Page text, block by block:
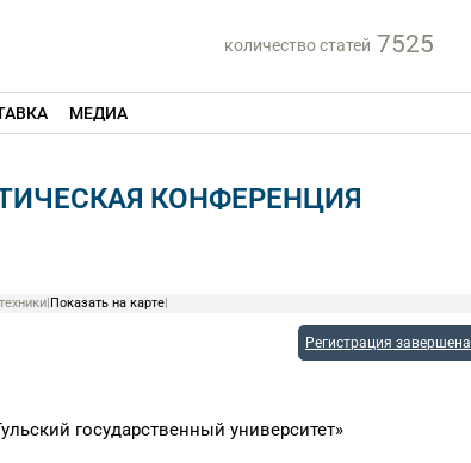
количество статей 7525
МЕДИА
КОНФЕРЕНЦИЯ
|Показать на карте|
Регистрация завершена
государственный университет»